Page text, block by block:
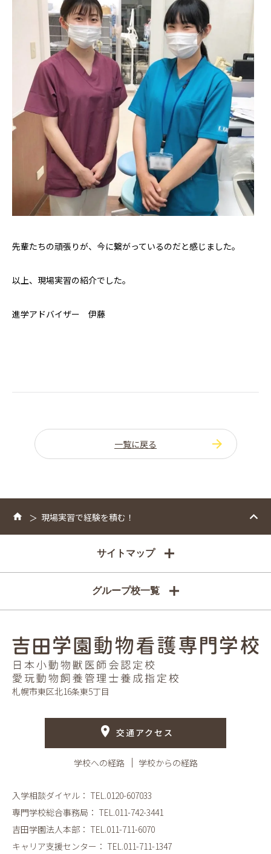
先輩たちの頑張りが、今に繋がっているのだと感じました。
以上、現場実習の紹介でした。
進学アドバイザー 伊藤
一覧に戻る
現場実習で経験を積む！
サイトマップ
グループ校一覧
札幌市東区北16条東5丁目
交通アクセス
学校への経路 学校からの経路
入学相談ダイヤル： TEL.0120-607033
専門学校総合事務局： TEL.011-742-3441
吉田学園法人本部： TEL.011-711-6070
キャリア支援センター： TEL.011-711-1347